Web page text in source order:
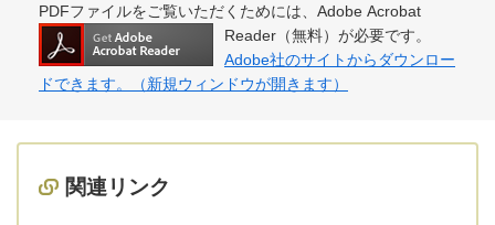
PDFファイルをご覧いただくためには、Adobe Acrobat
Reader（無料）が必要です。
Adobe社のサイトからダウンロー
ドできます。（新規ウィンドウが開きます）
関連リンク